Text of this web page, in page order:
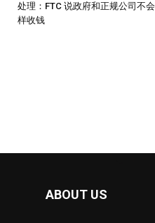
处理：FTC 说政府和正规公司不
样收钱
ABOUT US